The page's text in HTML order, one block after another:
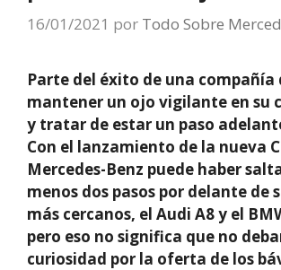
16/01/2021 por Todo Sobre
Parte del éxito de una compañía
mantener un ojo vigilante en su
y tratar de estar un paso
Con el lanzamiento de la nueva
Mercedes-Benz puede haber
menos dos pasos por delante de
más cercanos, el Audi A8 y el
pero eso no significa que no
curiosidad por la oferta de los